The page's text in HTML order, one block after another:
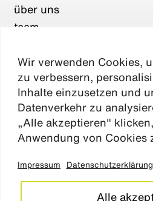
Wir verwenden Cookies,
zu verbessern,
Inhalte einzusetzen und
Datenverkehr zu
„Alle akzeptieren"
Anwendung von Cookies
Impressum Datenschutzerklärung
Alle
über uns
team
aktuelles
kontakt
impressum
datenschutz